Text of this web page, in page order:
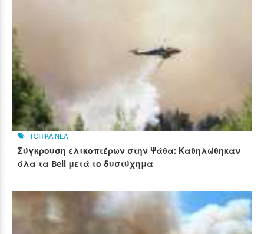
ΤΟΠΙΚΑ ΝΕΑ
Σύγκρουση ελικοπτέρων στην Ψάθα: Καθηλώθηκαν
όλα τα Bell μετά το δυστύχημα